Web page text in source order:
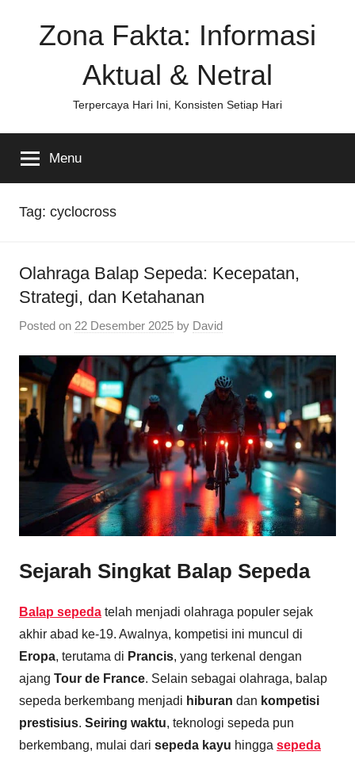
Zona Fakta: Informasi
Aktual & Netral
Terpercaya Hari Ini, Konsisten Setiap Hari
Menu
Tag: cyclocross
Olahraga Balap Sepeda: Kecepatan,
Strategi, dan Ketahanan
Posted on 22 Desember 2025 by David
Sejarah Singkat Balap Sepeda
Balap sepeda telah menjadi olahraga populer sejak
akhir abad ke-19. Awalnya, kompetisi ini muncul di
Eropa, terutama di Prancis, yang terkenal dengan
ajang Tour de France. Selain sebagai olahraga, balap
sepeda berkembang menjadi hiburan dan kompetisi
prestisius. Seiring waktu, teknologi sepeda pun
berkembang, mulai dari sepeda kayu hingga sepeda